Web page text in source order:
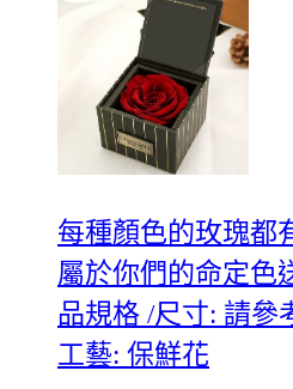
每種顏色的玫瑰都
屬於你們的命定色
品規格 /尺寸: 請參
工藝: 保鮮花